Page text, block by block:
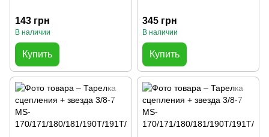
143 грн
В наличии
Купить
345 грн
В наличии
Купить